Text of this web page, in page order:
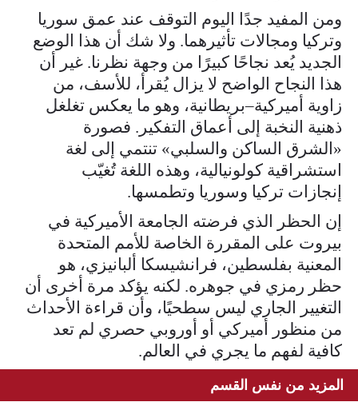
ومن المفيد جدًا اليوم التوقف عند عمق سوريا
وتركيا ومجالات تأثيرهما. ولا شك أن هذا الوضع
الجديد يُعد نجاحًا كبيرًا من وجهة نظرنا. غير أن
هذا النجاح الواضح لا يزال يُقرأ، للأسف، من
زاوية أميركية–بريطانية، وهو ما يعكس تغلغل
ذهنية النخبة إلى أعماق التفكير. فصورة
«الشرق الساكن والسلبي» تنتمي إلى لغة
استشراقية كولونيالية، وهذه اللغة تُغيّب
إنجازات تركيا وسوريا وتطمسها.
إن الحظر الذي فرضته الجامعة الأميركية في
بيروت على المقررة الخاصة للأمم المتحدة
المعنية بفلسطين، فرانشيسكا ألبانيزي، هو
حظر رمزي في جوهره. لكنه يؤكد مرة أخرى أن
التغيير الجاري ليس سطحيًا، وأن قراءة الأحداث
من منظور أميركي أو أوروبي حصري لم تعد
كافية لفهم ما يجري في العالم.
المزيد من نفس القسم